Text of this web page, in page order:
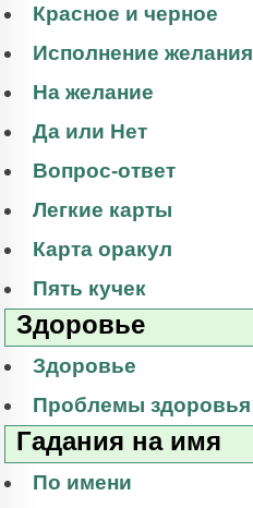
Красное и черное
Исполнение желания
На желание
Да или Нет
Вопрос-ответ
Легкие карты
Карта оракул
Пять кучек
Здоровье
Здоровье
Проблемы здоровья
Гадания на имя
По имени